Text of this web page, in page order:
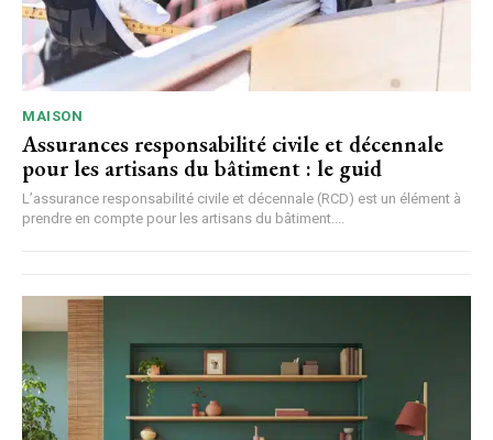
MAISON
Assurances responsabilité civile et décennale
pour les artisans du bâtiment : le guid
L’assurance responsabilité civile et décennale (RCD) est un élément à
prendre en compte pour les artisans du bâtiment....